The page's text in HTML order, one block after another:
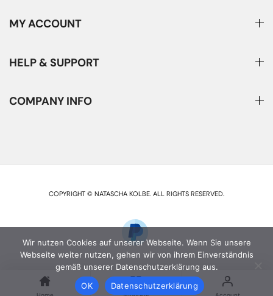
MY ACCOUNT
HELP & SUPPORT
COMPANY INFO
COPYRIGHT © NATASCHA KOLBE. ALL RIGHTS RESERVED.
Wir nutzen Cookies auf unserer Webseite. Wenn Sie unsere
Webseite weiter nutzen, gehen wir von ihrem Einverständnis
gemäß unserer Datenschutzerklärung aus.
OK
Datenschutzerklärung